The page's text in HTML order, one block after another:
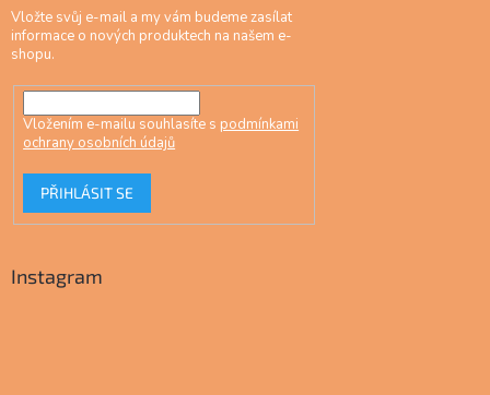
Vložte svůj e-mail a my vám budeme zasílat
informace o nových produktech na našem e-
shopu.
Vložením e-mailu souhlasíte s podmínkami
ochrany osobních údajů
PŘIHLÁSIT SE
Instagram